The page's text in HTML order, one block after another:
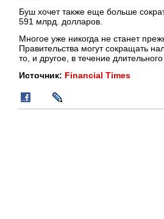
Буш хочет также еще больше
591 млрд. долларов.
Многое уже никогда не станет
Правительства могут сокращать
то, и другое, в течение
Источник: Financial Times